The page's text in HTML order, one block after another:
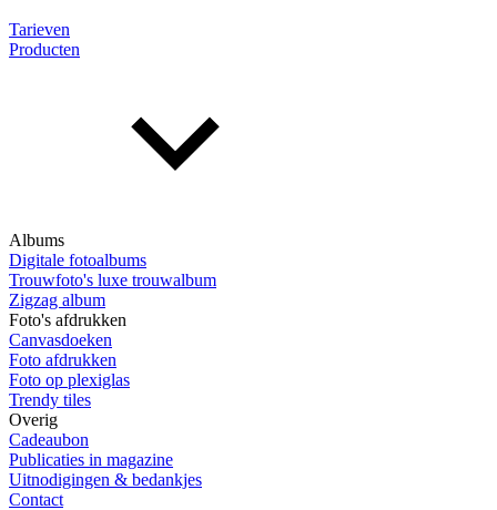
Tarieven
Producten
Albums
Digitale fotoalbums
Trouwfoto's luxe trouwalbum
Zigzag album
Foto's afdrukken
Canvasdoeken
Foto afdrukken
Foto op plexiglas
Trendy tiles
Overig
Cadeaubon
Publicaties in magazine
Uitnodigingen & bedankjes
Contact